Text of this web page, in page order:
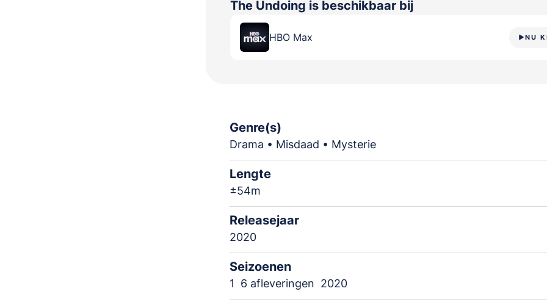
The Undoing is beschikbaar bij
HBO Max NU
Genre(s)
Drama • Misdaad • Mysterie
Lengte
±54m
Releasejaar
2020
Seizoenen
1 6 afleveringen 2020